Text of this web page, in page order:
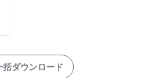
括ダウンロード